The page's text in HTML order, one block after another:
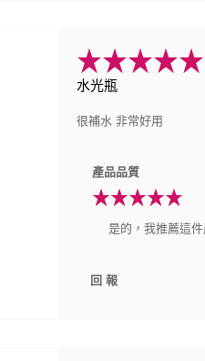
水光瓶
很補水 非常好用
產品品質
是的，我推薦這
回報